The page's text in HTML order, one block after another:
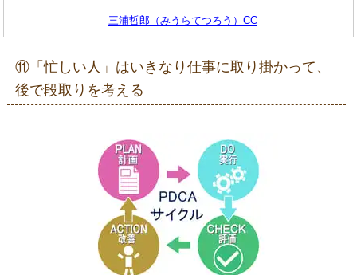
三浦哲郎（みうらてつろう）CC
⑪「忙しい人」はいきなり仕事に取り掛かって、
後で段取りを考える